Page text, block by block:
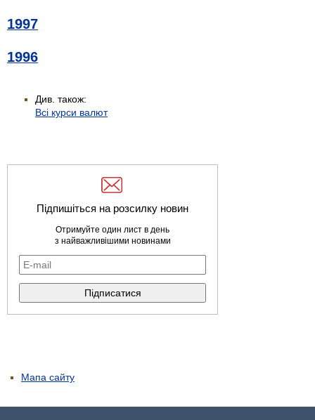
1997
1996
Див. також:
Всі курси валют
Підпишіться на розсилку новин
Отримуйте один лист в день
з найважливішими новинами
Мапа сайту